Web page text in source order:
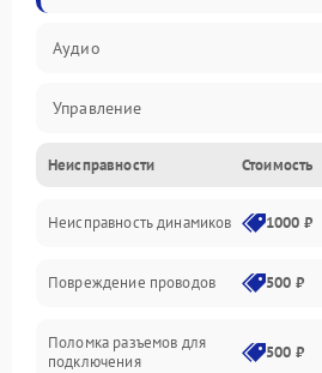
Аудио
Управление
Электропитание
Связь
Механические повреждения
Неисправности Стоимость
Неисправность динамиков 1000 ₽
Повреждение проводов 500 ₽
Поломка разъемов для
подключения
500 ₽